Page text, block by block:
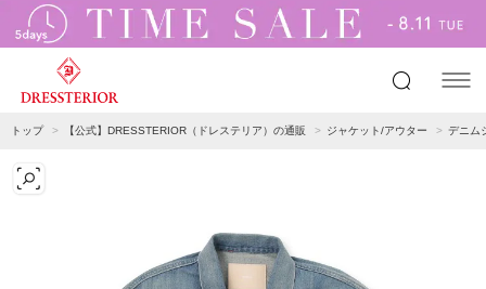
トップ 【公式】DRESSTERIOR（ドレステリア）の通販 ジャケット/アウター デニム